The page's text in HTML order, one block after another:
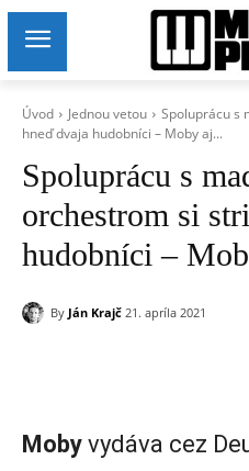
Úvod Jednou vetou
Spoluprácu s
hneď dvaja hudobníci – Moby aj...
Spoluprácu s
orchestrom si
hudobníci –
By Ján Krajč 21. apríla 2021
Moby vydáva cez